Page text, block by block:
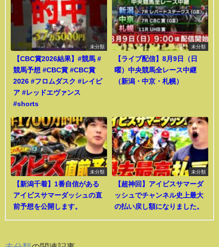
未分類
【CBC賞2026結果】#競馬 #
競馬予想 #CBC賞 #CBC賞
2026 #フロムダスク #レイピ
ア #レッドエヴァンス
#shorts
未分類
【ライブ配信】8月9日（日
曜）中央競馬全レース中継
（新潟・中京・札幌）
未分類
【新潟千着】1番自信がある
アイビスサマーダッシュの直
前予想を公開します。
未分類
【超神回】アイビスサマーダ
ッシュでチャンネル史上最大
の払い戻し額になりました。